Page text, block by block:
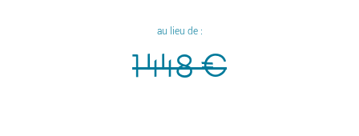
au lieu de :
1 448 €